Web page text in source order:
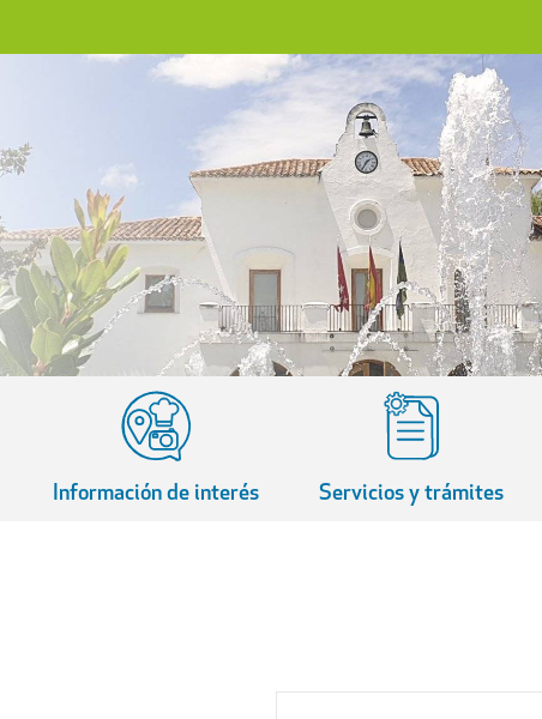
Información de interés Servicios y trámites